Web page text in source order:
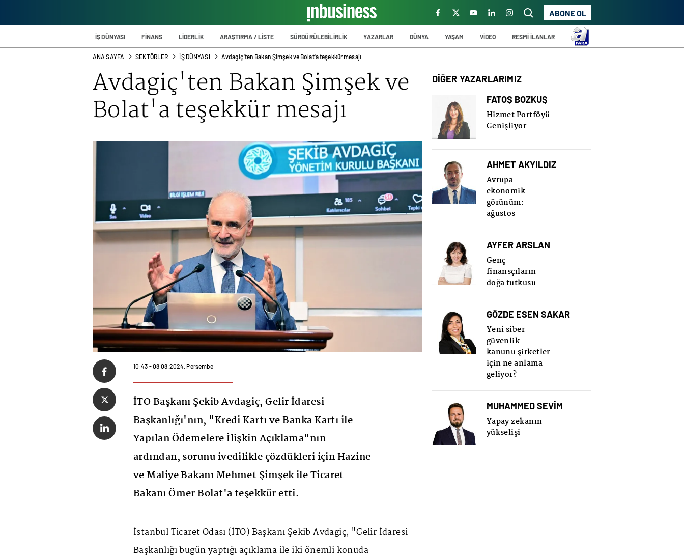
ABONE OL
İŞ DÜNYASI FİNANS LİDERLİK ARAŞTIRMA / LİSTE SÜRDÜRÜLEBİLİRLİK YAZARLAR DÜNYA YAŞAM VİDEO RESMİ İLANLAR
ANA SAYFA SEKTÖRLER İŞ DÜNYASI Avdagiç'ten Bakan Şimşek ve Bolat'a teşekkür mesajı
Avdagiç'ten Bakan Şimşek ve
Bolat'a teşekkür mesajı
10:43 - 08.08.2024, Perşembe
İTO Başkanı Şekib Avdagiç, Gelir İdaresi
Başkanlığı'nın, "Kredi Kartı ve Banka Kartı ile
Yapılan Ödemelere İlişkin Açıklama"nın
ardından, sorunu ivedilikle çözdükleri için Hazine
ve Maliye Bakanı Mehmet Şimşek ile Ticaret
Bakanı Ömer Bolat'a teşekkür etti.
İstanbul Ticaret Odası (İTO) Başkanı Şekib Avdagiç, "Gelir İdaresi
Başkanlığı bugün yaptığı açıklama ile iki önemli konuda
DİĞER YAZARLARIMIZ
FATOŞ BOZKUŞ
Hizmet Portföyü
Genişliyor
AHMET AKYILDIZ
Avrupa
ekonomik
görünüm:
ağustos
AYFER ARSLAN
Genç
finansçıların
doğa tutkusu
GÖZDE ESEN SAKAR
Yeni siber
güvenlik
kanunu şirketler
için ne anlama
geliyor?
MUHAMMED SEVİM
Yapay zekanın
yükselişi